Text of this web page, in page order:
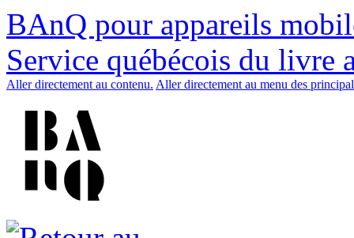
BAnQ pour appareils
Service québécois du livre
Aller directement au contenu. Aller directement au menu des